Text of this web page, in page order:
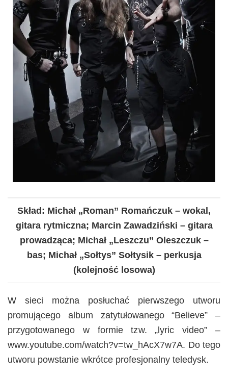
Skład: Michał „Roman” Romańczuk – wokal,
gitara rytmiczna; Marcin Zawadziński – gitara
prowadząca; Michał „Leszczu” Oleszczuk –
bas; Michał „Sołtys” Sołtysik – perkusja
(kolejność losowa)
W sieci można posłuchać pierwszego utworu
promującego album zatytułowanego “Believe” –
przygotowanego w formie tzw. „lyric video” –
www.youtube.com/watch?v=tw_hAcX7w7A. Do tego
utworu powstanie wkrótce profesjonalny teledysk.